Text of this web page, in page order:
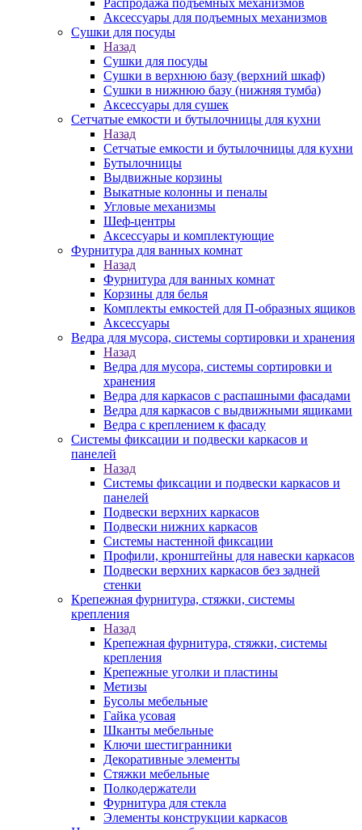
Распродажа подъемных механизмов
Аксессуары для подъемных механизмов
Сушки для посуды
Назад
Сушки для посуды
Сушки в верхнюю базу (верхний шкаф)
Сушки в нижнюю базу (нижняя тумба)
Аксессуары для сушек
Сетчатые емкости и бутылочницы для кухни
Назад
Сетчатые емкости и бутылочницы для кухни
Бутылочницы
Выдвижные корзины
Выкатные колонны и пеналы
Угловые механизмы
Шеф-центры
Аксессуары и комплектующие
Фурнитура для ванных комнат
Назад
Фурнитура для ванных комнат
Корзины для белья
Комплекты емкостей для П-образных ящиков
Аксессуары
Ведра для мусора, системы сортировки и хранения
Назад
Ведра для мусора, системы сортировки и
хранения
Ведра для каркасов с распашными фасадами
Ведра для каркасов с выдвижными ящиками
Ведра с креплением к фасаду
Системы фиксации и подвески каркасов и
панелей
Назад
Системы фиксации и подвески каркасов и
панелей
Подвески верхних каркасов
Подвески нижних каркасов
Системы настенной фиксации
Профили, кронштейны для навески каркасов
Подвески верхних каркасов без задней
стенки
Крепежная фурнитура, стяжки, системы
крепления
Назад
Крепежная фурнитура, стяжки, системы
крепления
Крепежные уголки и пластины
Метизы
Бусолы мебельные
Гайка усовая
Шканты мебельные
Ключи шестигранники
Декоративные элементы
Стяжки мебельные
Полкодержатели
Фурнитура для стекла
Элементы конструкции каркасов